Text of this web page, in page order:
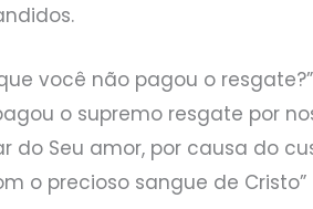
você não pagou o
o supremo resgate por
do Seu amor, por causa do
o precioso sangue de Cristo”